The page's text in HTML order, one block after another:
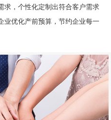
求，个性化定制出符合客户需求
业优化产前预算，节约企业每一